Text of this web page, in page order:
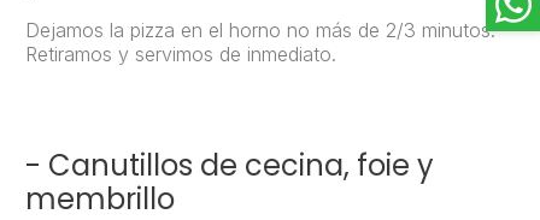
Dejamos la pizza en el horno no más de 2/3 minutos.
Retiramos y servimos de inmediato.
- Canutillos de cecina, foie y
membrillo